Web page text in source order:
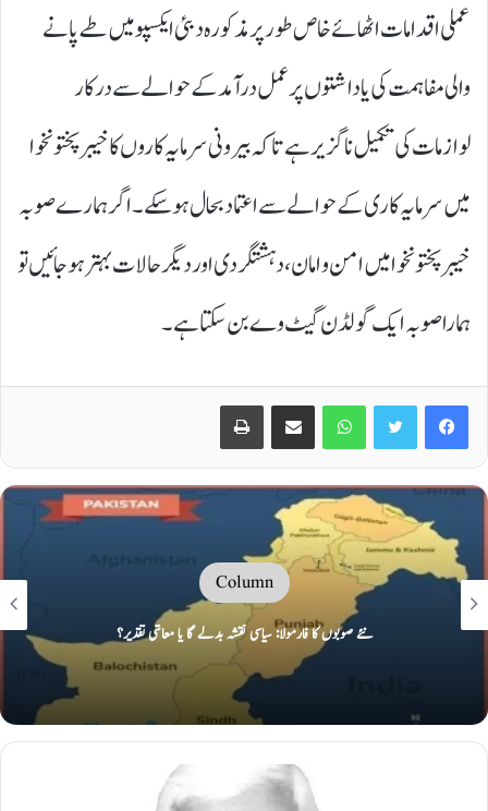
عملی اقدامات اٹھائے خاص طور پر مذکورہ دبئی ایکسپو میں طے پانے
والی مفاہمت کی یاداشتوں پر عمل درآمد کے حوالے سے در کار
لوازمات کی تکمیل ناگزیر ہے تاکہ بیرونی سرمایہ کاروں کا خیبر پختو نخوا
میں سرمایہ کاری کے حوالے سے اعتماد بحال ہو سکے۔ اگر ہمارے صوبہ
خیبرپختونخوا میں امن و امان ، دہشتگردی اور دیگر حالات بہتر ہو جائیں تو
ہمارا صوبہ ایک گولڈن گیٹ وے بن سکتا ہے۔
Facebook
Twitter
WhatsApp
Share via Email
Print
Column
نئے صوبوں کا فارمولا: سیاسی نقشہ بدلے گا یا معاشی تقدیر؟